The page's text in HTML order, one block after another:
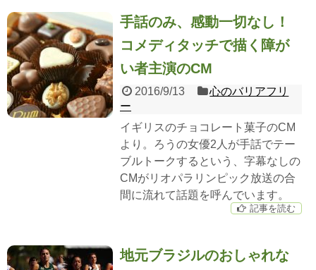
手話のみ、感動一切なし！
コメディタッチで描く障が
い者主演のCM
2016/9/13
心のバリアフリ
ー
イギリスのチョコレート菓子のCM
より。ろうの女優2人が手話でテー
ブルトークするという、字幕なしの
CMがリオパラリンピック放送の合
間に流れて話題を呼んでいます。
記事を読む
地元ブラジルのおしゃれな